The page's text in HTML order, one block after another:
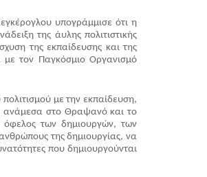
υπογράμμισε ότι η
της άυλης πολιτιστικής
της εκπαίδευσης και της
με τον Παγκόσμιο Οργανισμό
με την εκπαίδευση,
ανάμεσα στο Θραψανό και το
όφελος των δημιουργών, των
της δημιουργίας, να
που δημιουργούνται